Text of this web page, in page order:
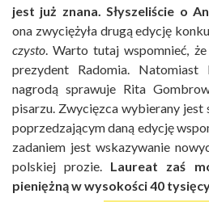
jest już znana. Słyszeliście o
ona zwyciężyła drugą edycję
czysto. Warto tutaj wspomnieć,
prezydent Radomia.
nagrodą sprawuje Rita
pisarzu. Zwycięzca wybierany
poprzedzającym daną edycję
zadaniem jest wskazywanie
polskiej prozie. Laureat zaś
pieniężną w wysokości 40